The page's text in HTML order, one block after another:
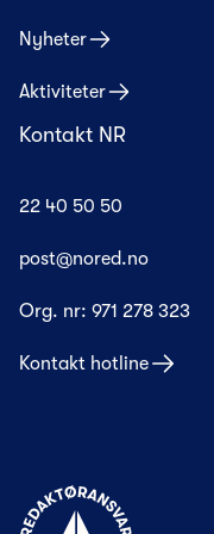
Nyheter
Aktiviteter
Kontakt NR
22 40 50 50
post@nored.no
Org. nr: 971 278 323
Kontakt hotline
Til forsiden